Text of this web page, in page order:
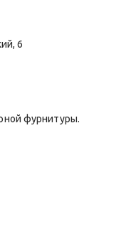
6
фурнитуры.